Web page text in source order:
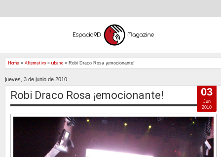
Home » Alternativo » urbano » Robi Draco Rosa ¡emocionante!
jueves, 3 de junio de 2010
Robi Draco Rosa ¡emocionante! 03
Jun
2010